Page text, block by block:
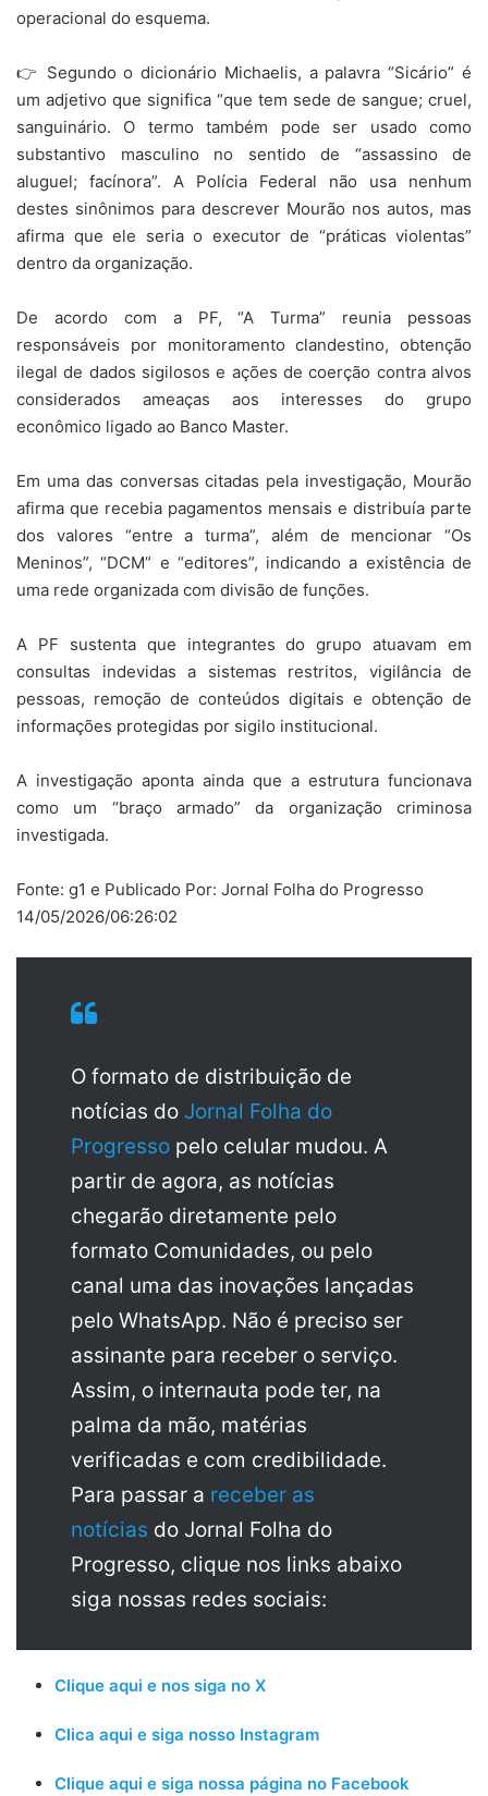
operacional do esquema.
👉 Segundo o dicionário Michaelis, a palavra “Sicário” é
um adjetivo que significa “que tem sede de sangue; cruel,
sanguinário. O termo também pode ser usado como
substantivo masculino no sentido de “assassino de
aluguel; facínora”. A Polícia Federal não usa nenhum
destes sinônimos para descrever Mourão nos autos, mas
afirma que ele seria o executor de “práticas violentas”
dentro da organização.
De acordo com a PF, “A Turma” reunia pessoas
responsáveis por monitoramento clandestino, obtenção
ilegal de dados sigilosos e ações de coerção contra alvos
considerados ameaças aos interesses do grupo
econômico ligado ao Banco Master.
Em uma das conversas citadas pela investigação, Mourão
afirma que recebia pagamentos mensais e distribuía parte
dos valores “entre a turma”, além de mencionar “Os
Meninos”, “DCM” e “editores”, indicando a existência de
uma rede organizada com divisão de funções.
A PF sustenta que integrantes do grupo atuavam em
consultas indevidas a sistemas restritos, vigilância de
pessoas, remoção de conteúdos digitais e obtenção de
informações protegidas por sigilo institucional.
A investigação aponta ainda que a estrutura funcionava
como um “braço armado” da organização criminosa
investigada.
Fonte: g1 e Publicado Por: Jornal Folha do Progresso
14/05/2026/06:26:02
O formato de distribuição de
notícias do Jornal Folha do
Progresso pelo celular mudou. A
partir de agora, as notícias
chegarão diretamente pelo
formato Comunidades, ou pelo
canal uma das inovações lançadas
pelo WhatsApp. Não é preciso ser
assinante para receber o serviço.
Assim, o internauta pode ter, na
palma da mão, matérias
verificadas e com credibilidade.
Para passar a receber as
notícias do Jornal Folha do
Progresso, clique nos links abaixo
siga nossas redes sociais:
Clique aqui e nos siga no X
Clica aqui e siga nosso Instagram
Clique aqui e siga nossa página no Facebook